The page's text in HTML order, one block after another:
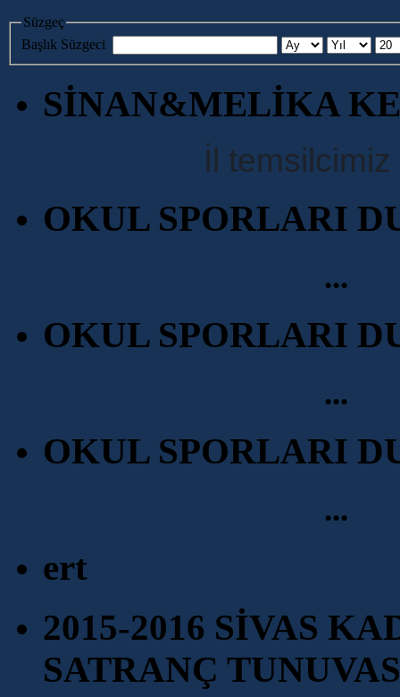
Süzgeç
Başlık Süzgeci
SİNAN&MELİKA
İl temsilcimiz
OKUL SPORLARI
...
OKUL SPORLARI
...
OKUL SPORLARI
...
ert
2015-2016 SİVAS
SATRANÇ